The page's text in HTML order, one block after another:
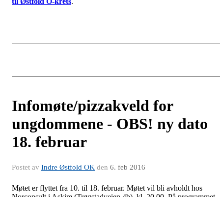
Infomøte/pizzakveld for
ungdommene - OBS! ny dato
18. februar
Postet av Indre Østfold OK den 6. feb 2016
Møtet er flyttet fra 10. til 18. februar. Møtet vil bli avholdt hos